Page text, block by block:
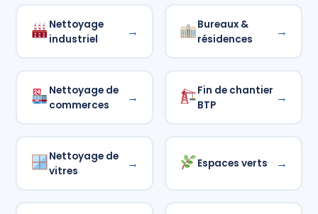
Nettoyage
industriel
→
Bureaux &
résidences
→
Nettoyage de
commerces
→
Fin de chantier
BTP
→
Nettoyage de
vitres
→ Espaces verts →